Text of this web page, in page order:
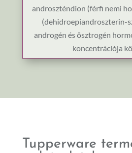
androszténdion (férfi nemi
(dehidroepiandroszterin-
androgén és ösztrogén
koncentrációja
Tupperware